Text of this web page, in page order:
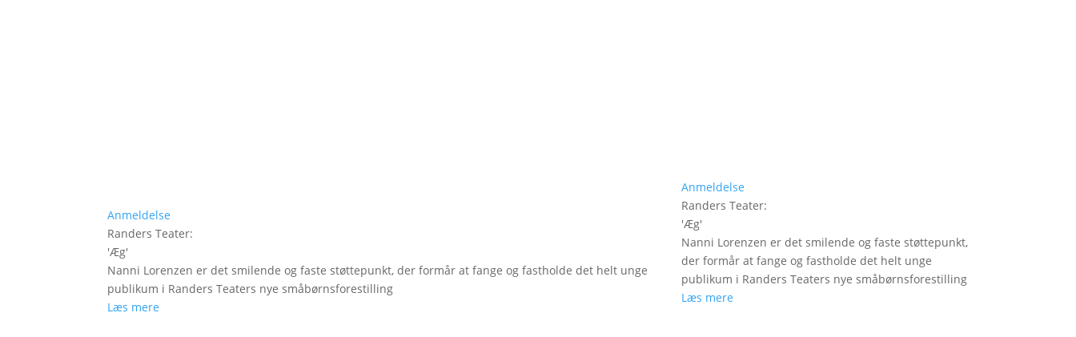
Anmeldelse
Randers Teater:
'Æg'
Nanni Lorenzen er det smilende og faste støttepunkt, der formår at fange og fastholde det helt unge
publikum i Randers Teaters nye småbørnsforestilling
Læs mere
Anmeldelse
Randers Teater:
'Æg'
Nanni Lorenzen er det smilende og faste støttepunkt,
der formår at fange og fastholde det helt unge
publikum i Randers Teaters nye småbørnsforestilling
Læs mere